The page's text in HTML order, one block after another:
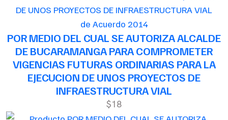
de Acuerdo 2014
POR MEDIO DEL CUAL SE AUTORIZA ALCALDE
DE BUCARAMANGA PARA COMPROMETER
VIGENCIAS FUTURAS ORDINARIAS PARA LA
EJECUCION DE UNOS PROYECTOS DE
INFRAESTRUCTURA VIAL
$18